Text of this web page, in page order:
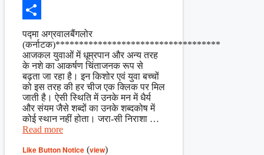
Facebook
पद्मा अग्रवालबैंगलोर
(कर्नाटक)***********************************
आजकल युवाओं में धूम्रपान और अन्य तरह
के नशे का आकर्षण चिंताजनक रूप से
बढ़ता जा रहा है। इन किशोर एवं युवा बच्चों
को इस तरह की हर चीज एक क्लिक पर मिल
जाती है। ऐसी स्थिति में उनके मन में धैर्य
और संयम जैसे शब्दों का उनके शब्दकोष में
कोई स्थान नहीं होता। जरा-सी निराशा …
Read more
Like Button Notice (view)